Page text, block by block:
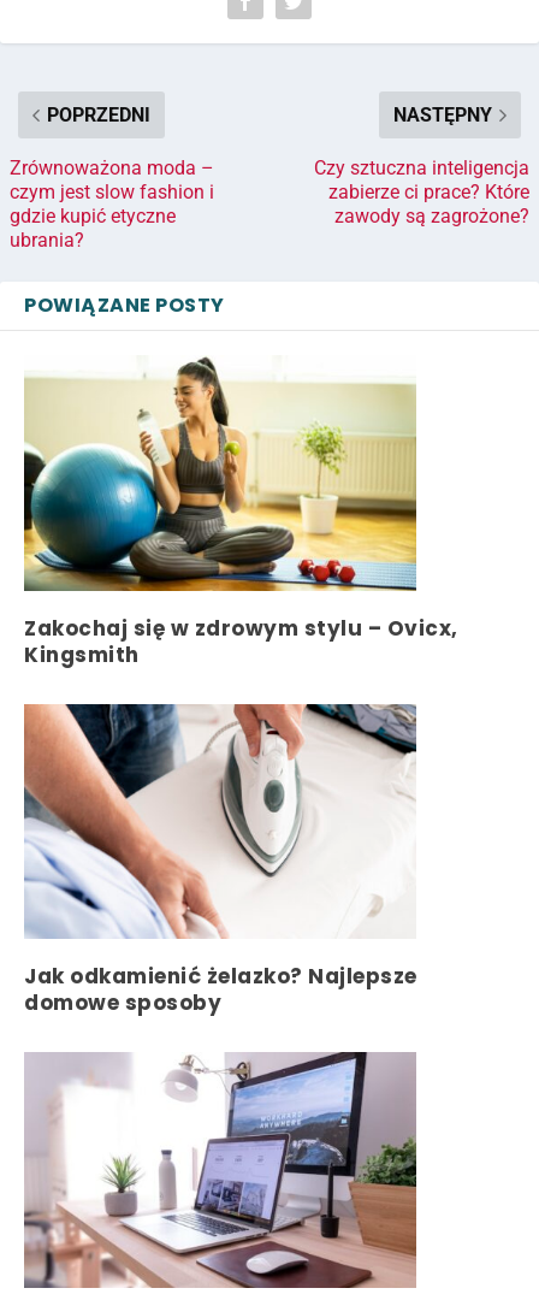
POPRZEDNI
Zrównoważona moda –
czym jest slow fashion i
gdzie kupić etyczne
ubrania?
NASTĘPNY
Czy sztuczna inteligencja
zabierze ci prace? Które
zawody są zagrożone?
POWIĄZANE POSTY
Zakochaj się w zdrowym stylu – Ovicx,
Kingsmith
Jak odkamienić żelazko? Najlepsze
domowe sposoby